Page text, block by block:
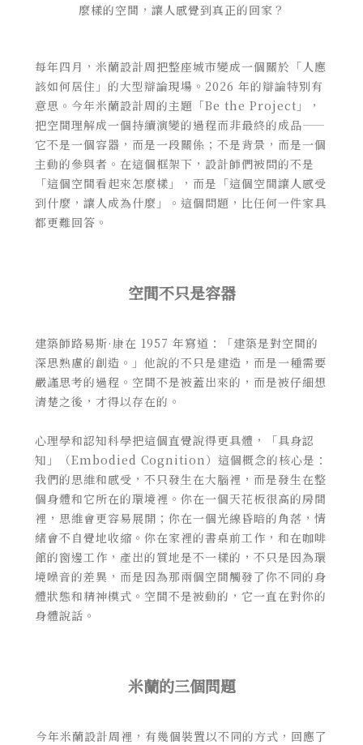
麼樣的空間，讓人感覺到真正的回家？
每年四月，米蘭設計周把整座城市變成一個關於「人應
該如何居住」的大型辯論現場。2026 年的辯論特別有
意思。今年米蘭設計周的主題「Be the Project」，
把空間理解成一個持續演變的過程而非最終的成品——
它不是一個容器，而是一段關係；不是背景，而是一個
主動的參與者。在這個框架下，設計師們被問的不是
「這個空間看起來怎麼樣」，而是「這個空間讓人感受
到什麼，讓人成為什麼」。這個問題，比任何一件家具
都更難回答。
空間不只是容器
建築師路易斯·康在 1957 年寫道：「建築是對空間的
深思熟慮的創造。」他說的不只是建造，而是一種需要
嚴謹思考的過程。空間不是被蓋出來的，而是被仔細想
清楚之後，才得以存在的。
心理學和認知科學把這個直覺說得更具體，「具身認
知」（Embodied Cognition）這個概念的核心是：
我們的思維和感受，不只發生在大腦裡，而是發生在整
個身體和它所在的環境裡。你在一個天花板很高的房間
裡，思維會更容易展開；你在一個光線昏暗的角落，情
緒會不自覺地收縮。你在家裡的書桌前工作，和在咖啡
館的窗邊工作，產出的質地是不一樣的，不只是因為環
境噪音的差異，而是因為那兩個空間觸發了你不同的身
體狀態和精神模式。空間不是被動的，它一直在對你的
身體說話。
米蘭的三個問題
今年米蘭設計周裡，有幾個裝置以不同的方式，回應了